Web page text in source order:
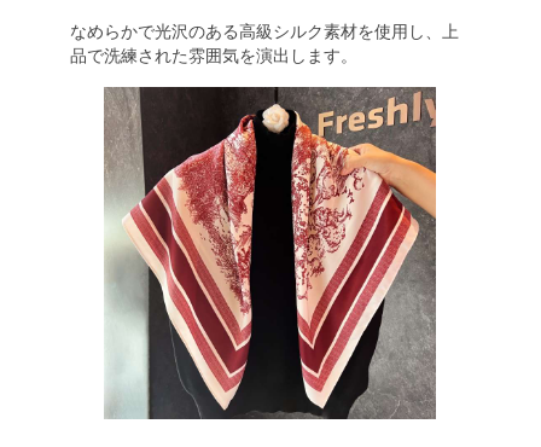
なめらかで光沢のある高級シルク素材を使用し、上
品で洗練された雰囲気を演出します。